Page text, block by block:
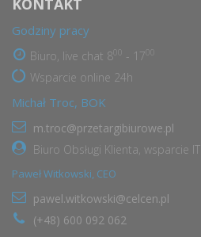
Godziny pracy
Biuro, live chat 8 - 17
Wsparcie online 24h
Michał Troc, BOK
m.troc@przetargibiurowe.pl
Biuro Obsługi Klienta, wsparcie IT.
Paweł Witkowski, CEO
pawel.witkowski@celcen.pl
(+48) 600 092 062